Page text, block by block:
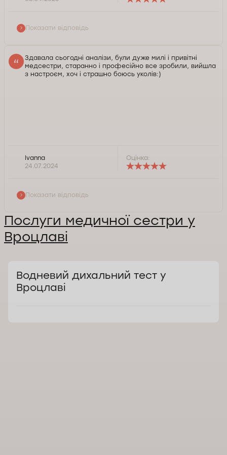
на адресу нашого фахівця. Завжди готові
Показати відповідь
Здавала сьогодні аналізи, були дуже милі і привітні
медсестри, старанно і професійно все зробили, вийшла
з настроєм, хоч і страшно боюсь уколів:)
Доброго дня, Іванно. Дякуємо за позитивний
відгук. Цінуємо Вашу думку. Нам приємно знати, що
до наших фахівців. Зичимо Вам здоров'я.
Ivanna
24.07.2024
Оцінка:
Показати відповідь
Послуги медичної сестри у
Вроцлаві
Водневий дихальний тест у
Вроцлаві